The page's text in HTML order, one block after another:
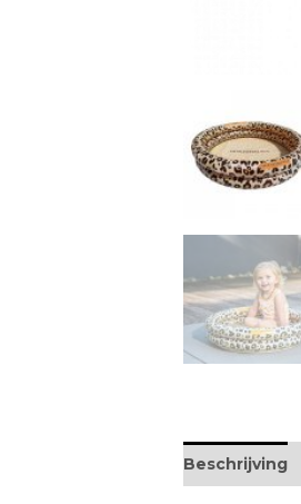
Beschrijving